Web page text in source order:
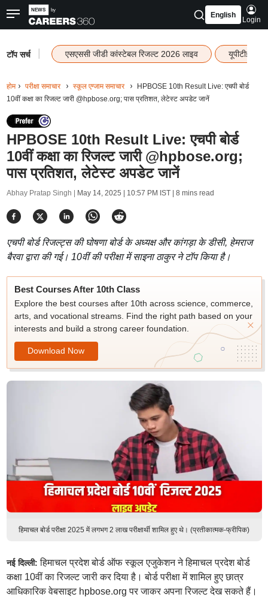
English
Login
टॉप सर्च एसएससी जीडी कांस्टेबल रिजल्ट 2026 लाइव यूपीटीईटी
होम परीक्षा समाचार स्कूल एग्जाम समाचार
HPBOSE 10th Result Live: एचपी बोर्ड
10वीं कक्षा का रिजल्ट जारी @hpbose.org; पास प्रतिशत, लेटेस्ट अपडेट जानें
HPBOSE 10th Result Live: एचपी बोर्ड
10वीं कक्षा का रिजल्ट जारी @hpbose.org;
पास प्रतिशत, लेटेस्ट अपडेट जानें
Abhay Pratap Singh | May 14, 2025 | 10:57 PM IST| 8 mins read
एचपी बोर्ड रिजल्ट्स की घोषणा बोर्ड के अध्यक्ष और कांगड़ा के डीसी, हेमराज
बैरवा द्वारा की गई। 10वीं की परीक्षा में साइना ठाकुर ने टॉप किया है।
Best Courses After 10th Class
Explore the best courses after 10th across science, commerce,
arts, and vocational streams. Find the right path based on your
interests and build a strong career foundation.
Download Now
हिमाचल बोर्ड परीक्षा 2025 में लगभग 2 लाख परीक्षार्थी शामिल हुए थे। (प्रतीकात्मक-फ्रीपिक)
नई दिल्ली: हिमाचल प्रदेश बोर्ड ऑफ स्कूल एजुकेशन ने हिमाचल प्रदेश बोर्ड
कक्षा 10वीं का रिजल्ट जारी कर दिया है। बोर्ड परीक्षा में शामिल हुए छात्र
आधिकारिक वेबसाइट hpbose.org पर जाकर अपना रिजल्ट देख सकते हैं।